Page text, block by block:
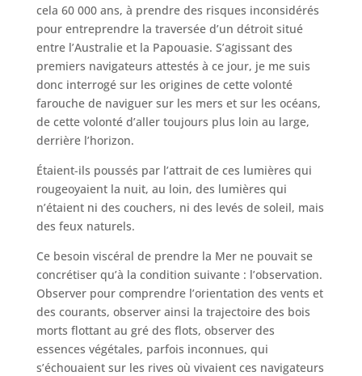
cela 60 000 ans, à prendre des risques inconsidérés
pour entreprendre la traversée d’un détroit situé
entre l’Australie et la Papouasie. S’agissant des
premiers navigateurs attestés à ce jour, je me suis
donc interrogé sur les origines de cette volonté
farouche de naviguer sur les mers et sur les océans,
de cette volonté d’aller toujours plus loin au large,
derrière l’horizon.
Étaient-ils poussés par l’attrait de ces lumières qui
rougeoyaient la nuit, au loin, des lumières qui
n’étaient ni des couchers, ni des levés de soleil, mais
des feux naturels.
Ce besoin viscéral de prendre la Mer ne pouvait se
concrétiser qu’à la condition suivante : l’observation.
Observer pour comprendre l’orientation des vents et
des courants, observer ainsi la trajectoire des bois
morts flottant au gré des flots, observer des
essences végétales, parfois inconnues, qui
s’échouaient sur les rives où vivaient ces navigateurs